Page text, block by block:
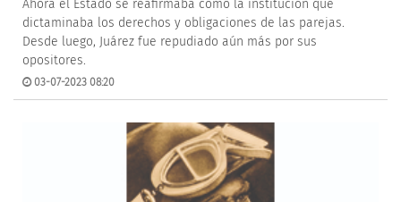
Ahora el Estado se reafirmaba como la institución que
dictaminaba los derechos y obligaciones de las parejas.
Desde luego, Juárez fue repudiado aún más por sus
opositores.
03-07-2023 08:20